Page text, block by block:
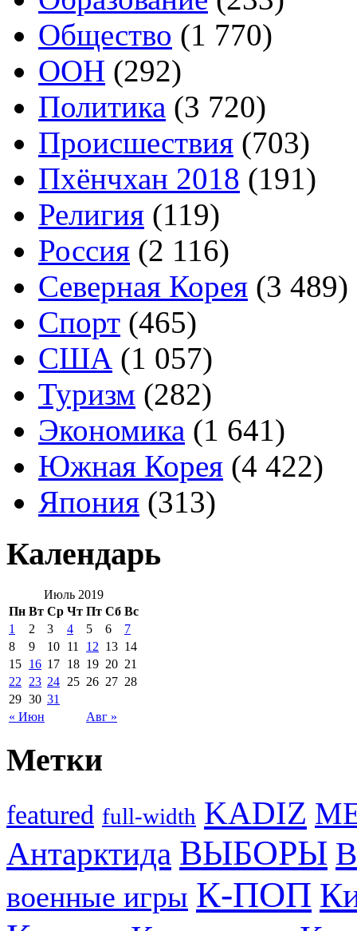
Общество (1 770)
ООН (292)
Политика (3 720)
Происшествия (703)
Пхёнчхан 2018 (191)
Религия (119)
Россия (2 116)
Северная Корея (3 489)
Спорт (465)
США (1 057)
Туризм (282)
Экономика (1 641)
Южная Корея (4 422)
Япония (313)
Календарь
Июль 2019
Пн Вт Ср Чт Пт Сб Вс
« Июн Авг »
1 2 3 4 5 6
7
8
9 10 11 12 13 14
15 16 17 18 19 20 21
22
23 24 25 26 27 28
29 30 31
Метки
featured full-width KADIZ
Антарктида ВЫБОРЫ
военные игры К-ПОП